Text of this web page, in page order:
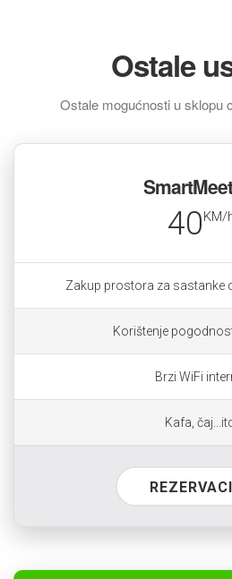
Ostale
Ostale mogućnosti u sklopu
40KM/
Zakup prostora za sastanke
Korištenje
Brzi WiFi
Kafa,